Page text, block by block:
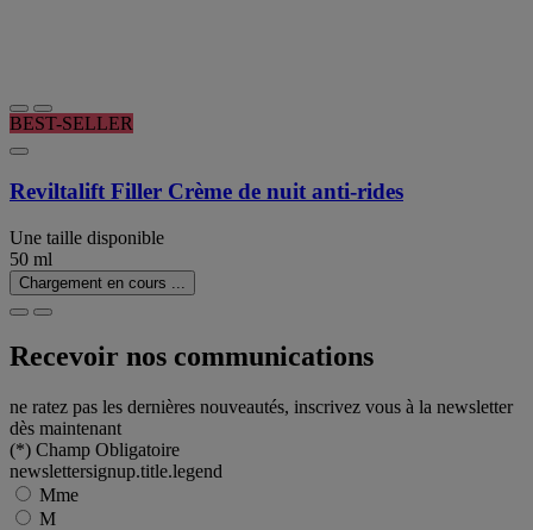
BEST-SELLER
Reviltalift Filler Crème de nuit anti-rides
Une taille disponible
50 ml
Chargement en cours ...
Recevoir nos communications
ne ratez pas les dernières nouveautés, inscrivez vous à la newsletter
dès maintenant
(*) Champ Obligatoire
newslettersignup.title.legend
Mme
M